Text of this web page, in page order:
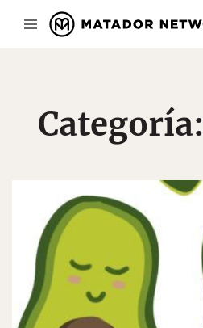
Categoría: